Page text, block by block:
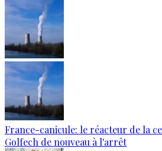
France-canicule: le réacteur de la
Golfech de nouveau à l'arrêt